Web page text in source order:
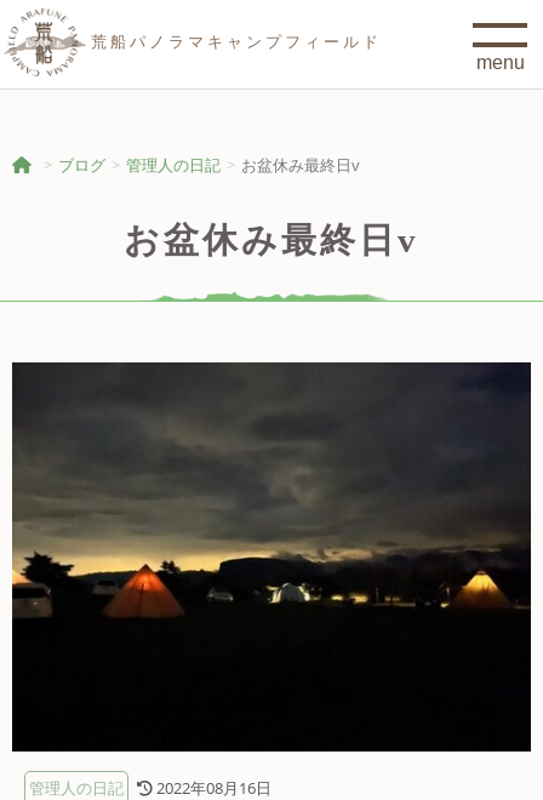
荒船パノラマキャンプフィールド
ブログ 管理人の日記 お盆休み最終日v
お盆休み最終日v
管理人の日記 2022年08月16日